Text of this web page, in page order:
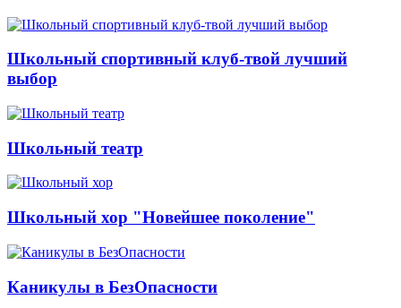
Школьный спортивный клуб-твой лучший
выбор
Школьный театр
Школьный хор "Новейшее поколение"
Каникулы в БезОпасности